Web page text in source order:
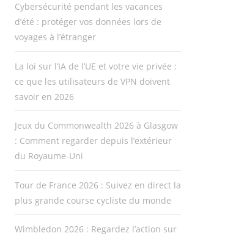
Cybersécurité pendant les vacances
d’été : protéger vos données lors de
voyages à l’étranger
La loi sur l’IA de l’UE et votre vie privée :
ce que les utilisateurs de VPN doivent
savoir en 2026
Jeux du Commonwealth 2026 à Glasgow
: Comment regarder depuis l’extérieur
du Royaume-Uni
Tour de France 2026 : Suivez en direct la
plus grande course cycliste du monde
Wimbledon 2026 : Regardez l’action sur